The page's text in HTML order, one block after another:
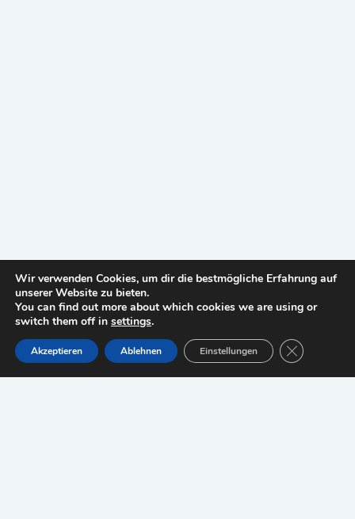
Wir verwenden Cookies, um dir die bestmögliche Erfahrung auf
unserer Website zu bieten.
You can find out more about which cookies we are using or
switch them off in settings.
Akzeptieren Ablehnen Einstellungen GDPR